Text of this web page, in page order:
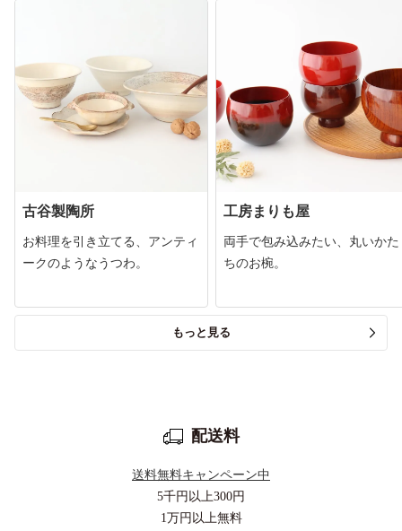
古谷製陶所
お料理を引き立てる、アンティ
ークのようなうつわ。
工房まりも屋
両手で包み込みたい、丸いかた
ちのお椀。
もっと見る
配送料
送料無料キャンペーン中
5千円以上300円
1万円以上無料